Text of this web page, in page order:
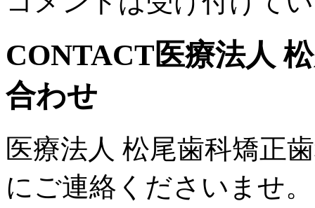
CONTACT医療法人
合わせ
医療法人 松尾歯科矯正
にご連絡くださいませ。